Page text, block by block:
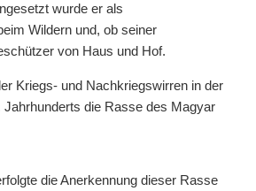
wurde er als
Wildern und, ob seiner
von Haus und Hof.
Kriegs- und Nachkriegswirren in der
Jahrhunderts die Rasse des Magyar
die Anerkennung dieser Rasse